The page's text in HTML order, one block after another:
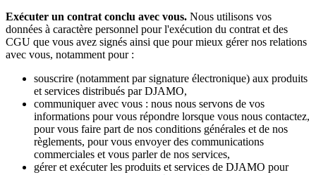
Exécuter un contrat conclu avec vous. Nous utilisons vos
données à caractère personnel pour l'exécution du contrat et des
CGU que vous avez signés ainsi que pour mieux gérer nos relations
avec vous, notamment pour :
souscrire (notamment par signature électronique) aux produits
et services distribués par DJAMO,
communiquer avec vous : nous nous servons de vos
informations pour vous répondre lorsque vous nous contactez,
pour vous faire part de nos conditions générales et de nos
règlements, pour vous envoyer des communications
commerciales et vous parler de nos services,
gérer et exécuter les produits et services de DJAMO pour